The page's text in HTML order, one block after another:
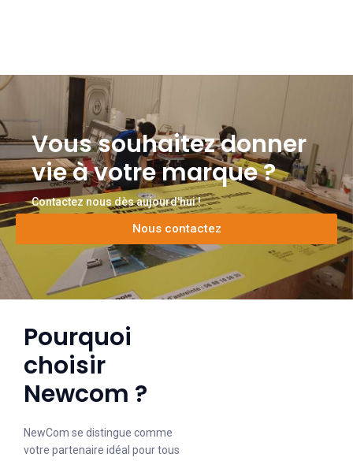
Vous souhaitez donner
vie à votre marque ?
Contactez nous dès aujourd'hui !
Nous contactez
Pourquoi
choisir
Newcom ?
NewCom se distingue comme
votre partenaire idéal pour tous